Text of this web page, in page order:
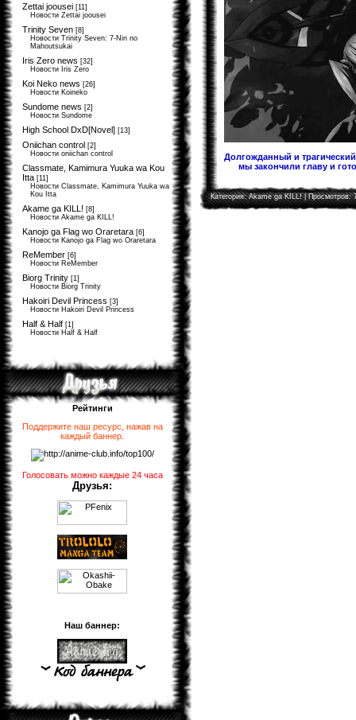
Zettai joousei [11]
Новости Zettai joousei
Trinity Seven [8]
Новости Trinity Seven: 7-Nin no
Mahoutsukai
Iris Zero news [32]
Новости Iris Zero
Koi Neko news [26]
Новости Koineko
Sundome news [2]
Новости Sundome
High School DxD[Novel] [13]
Oniichan control [2]
Новости oniichan control
Classmate, Kamimura Yuuka wa Kou
Itta [11]
Новости Classmate, Kamimura Yuuka wa
Kou Itta
Akame ga KILL! [8]
Новости Akame ga KILL!
Kanojo ga Flag wo Oraretara [6]
Новости Kanojo ga Flag wo Oraretara
ReMember [6]
Новости ReMember
Biorg Trinity [1]
Новости Biorg Trinity
Hakoiri Devil Princess [3]
Новости Hakoiri Devil Princess
Half & Half [1]
Новости Half & Half
Рейтинги
Поддержите наш ресурс, нажав на
каждый баннер
Голосовать можно каждые 24 часа
Друзья:
Наш баннер:
Долгожданный и
мы закончили главу и
Категория:Akame ga KILL!| Просмотров: